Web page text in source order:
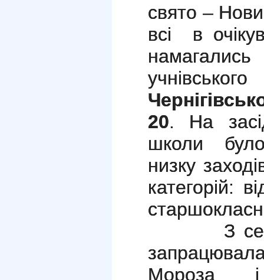
свято –
всі в
20. На
школи
низку
категорій:
З
Мороза